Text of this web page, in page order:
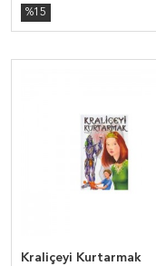
%15
Kraliçeyi Kurtarmak